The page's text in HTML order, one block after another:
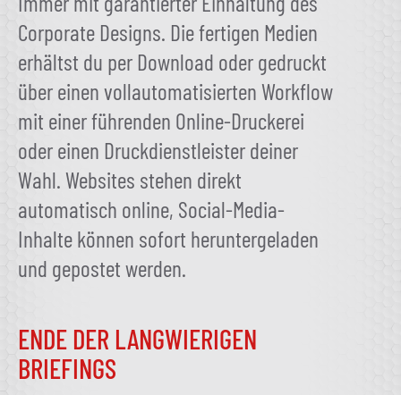
Corporate Designs. Die fertigen Medien
erhältst du per Download oder gedruckt
über einen vollautomatisierten Workflow
mit einer führenden Online-Druckerei
oder einen Druckdienstleister deiner
Wahl. Websites stehen direkt
automatisch online, Social-Media-
Inhalte können sofort heruntergeladen
und gepostet werden.
ENDE DER LANGWIERIGEN
BRIEFINGS